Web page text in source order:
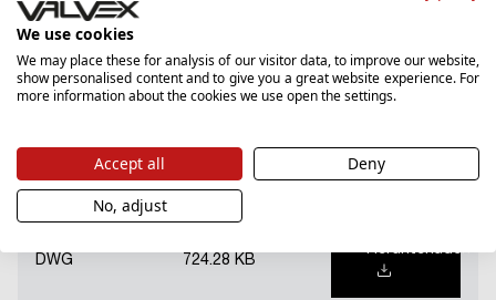
Anweisung
PDF 19569.78 KB
Herunterladen
DWG-Datei
DWG 724.28 KB
Herunterladen
We use cookies
We may place these for analysis of our visitor data, to improve our website,
show personalised content and to give you a great website experience. For
more information about the cookies we use open the settings.
Accept all
Deny
No, adjust